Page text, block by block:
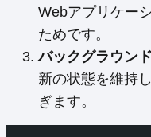
Webアプリケー
ためです。
バックグラウン
新の状態を維持
ぎます。